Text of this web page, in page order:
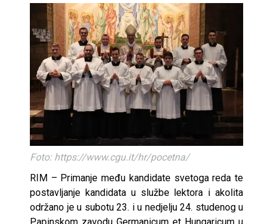
Foto: https://www.cgu.it/hr/pocetna/
RIM – Primanje među kandidate svetoga reda te
postavljanje kandidata u službe lektora i akolita
održano je u subotu 23. i u nedjelju 24. studenog u